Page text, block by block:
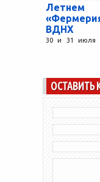
ВДНХ
30 и 31 июля
ОСТАВИТЬ